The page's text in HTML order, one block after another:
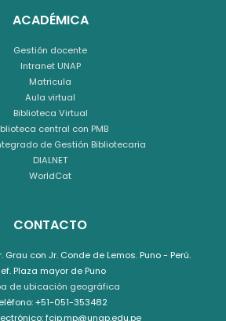
ACADÉMICA
Gestión docente
Intranet UNAP
Matricula
Aula virtual
Biblioteca Virtual
central con PMB
de Gestión Bibliotecaria
DIALNET
WorldCat
CONTACTO
Grau con Jr. Conde de Lemos. Puno - Perú.
Plaza mayor de Puno
de ubicación geográfica
+51-051-353482
fcjp.mp@unap.edu.pe